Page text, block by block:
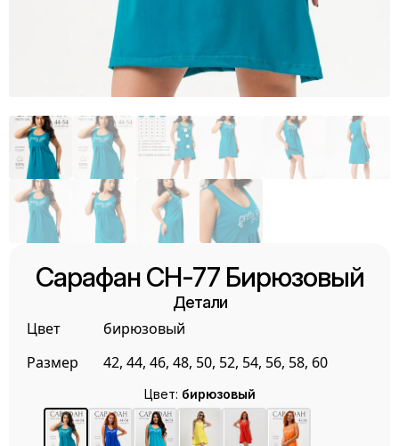
Сарафан СН-77 Бирюзовый
Детали
Цвет
бирюзовый
Размер
42, 44, 46, 48, 50, 52, 54, 56, 58, 60
Цвет: бирюзовый